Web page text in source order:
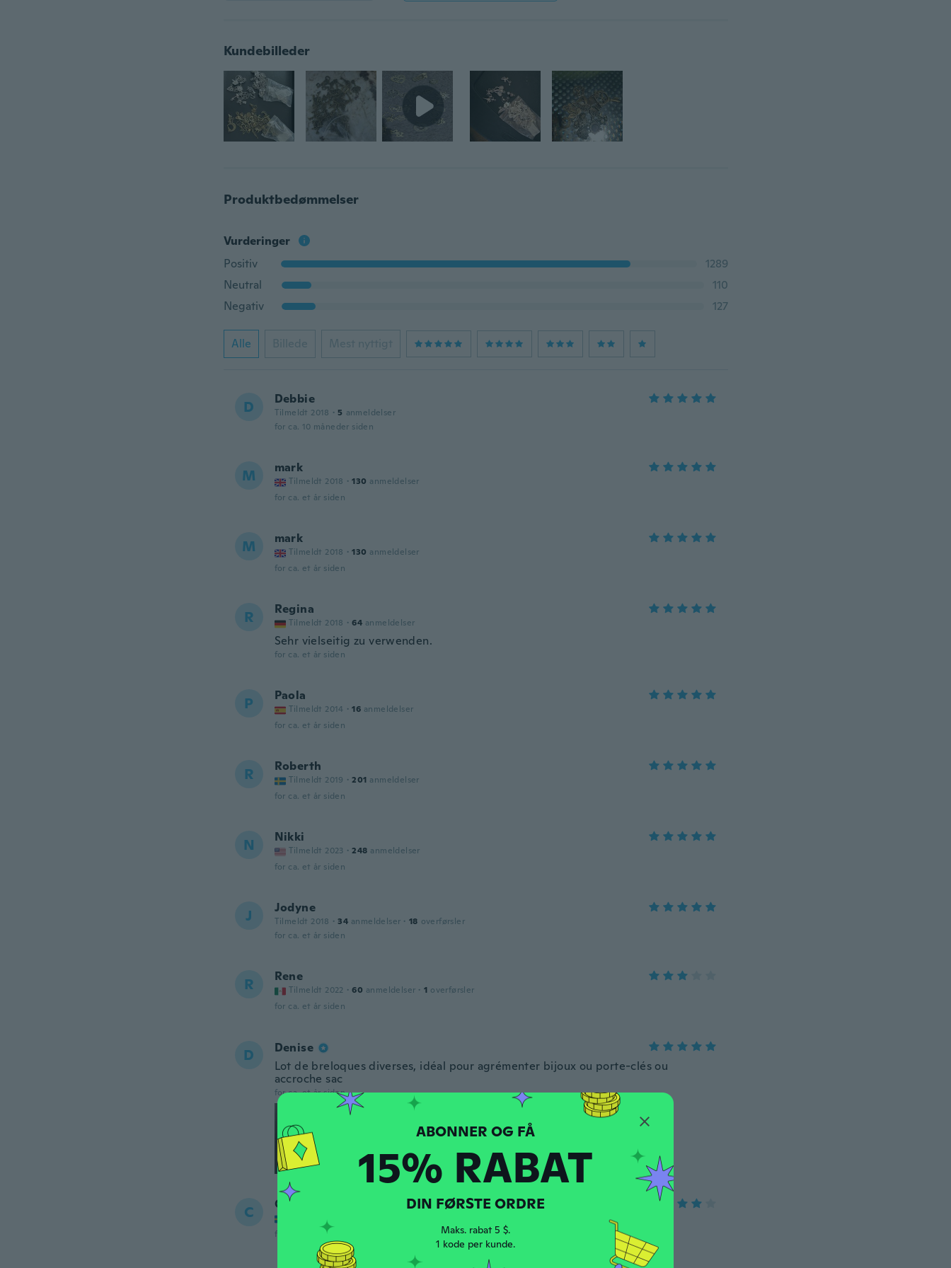
Kundebilleder
Produktbedømmelser
Vurderinger
Positiv
1289
Neutral
110
Negativ
127
Alle Billede Mest nyttigt
D Debbie
Tilmeldt 2018 · 5 anmeldelser
for ca. 10 måneder siden
M mark
Tilmeldt 2018 · 130 anmeldelser
for ca. et år siden
M mark
Tilmeldt 2018 · 130 anmeldelser
for ca. et år siden
R Regina
Tilmeldt 2018 · 64 anmeldelser
Sehr vielseitig zu verwenden.
for ca. et år siden
P Paola
Tilmeldt 2014 · 16 anmeldelser
for ca. et år siden
R Roberth
Tilmeldt 2019 · 201 anmeldelser
for ca. et år siden
N Nikki
Tilmeldt 2023 · 248 anmeldelser
for ca. et år siden
J Jodyne
Tilmeldt 2018 · 34 anmeldelser · 18 overførsler
for ca. et år siden
R Rene
Tilmeldt 2022 · 60 anmeldelser · 1 overførsler
for ca. et år siden
D
Denise
Lot de breloques diverses, idéal pour agrémenter bijoux ou porte-clés ou
accroche sac
for ca. et år siden
C Chatarina
for ca. et år siden
15% RABAT
DIN FØRSTE ORDRE
Maks. rabat 5 $.
1 kode per kunde.